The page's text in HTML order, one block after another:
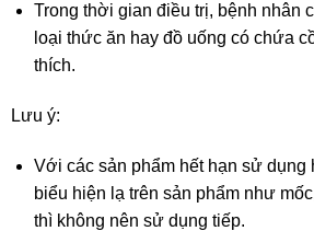
Trong thời gian điều trị, bệnh nhân
loại thức ăn hay đồ uống có chứa
thích.
Lưu ý:
Với các sản phẩm hết hạn sử dụng
biểu hiện lạ trên sản phẩm như
thì không nên sử dụng tiếp.